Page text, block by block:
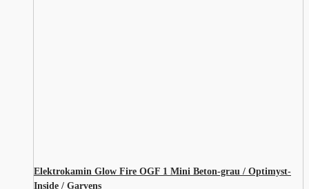
Elektrokamin Glow Fire OGF 1 Mini Beton-grau / Optimyst-
Inside / Garvens